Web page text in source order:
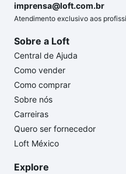
imprensa@loft.com.br
Atendimento exclusivo aos
Sobre a Loft
Central de Ajuda
Como vender
Como comprar
Sobre nós
Carreiras
Quero ser fornecedor
Loft México
Explore